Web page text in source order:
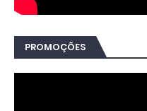
PROMOÇÕES